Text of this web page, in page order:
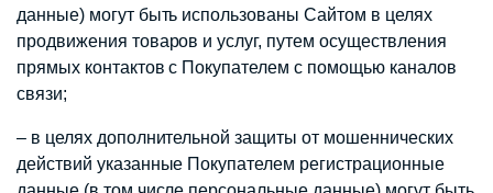
данные) могут быть использованы Сайтом в целях
продвижения товаров и услуг, путем осуществления
прямых контактов с Покупателем с помощью каналов
связи;
– в целях дополнительной защиты от мошеннических
действий указанные Покупателем регистрационные